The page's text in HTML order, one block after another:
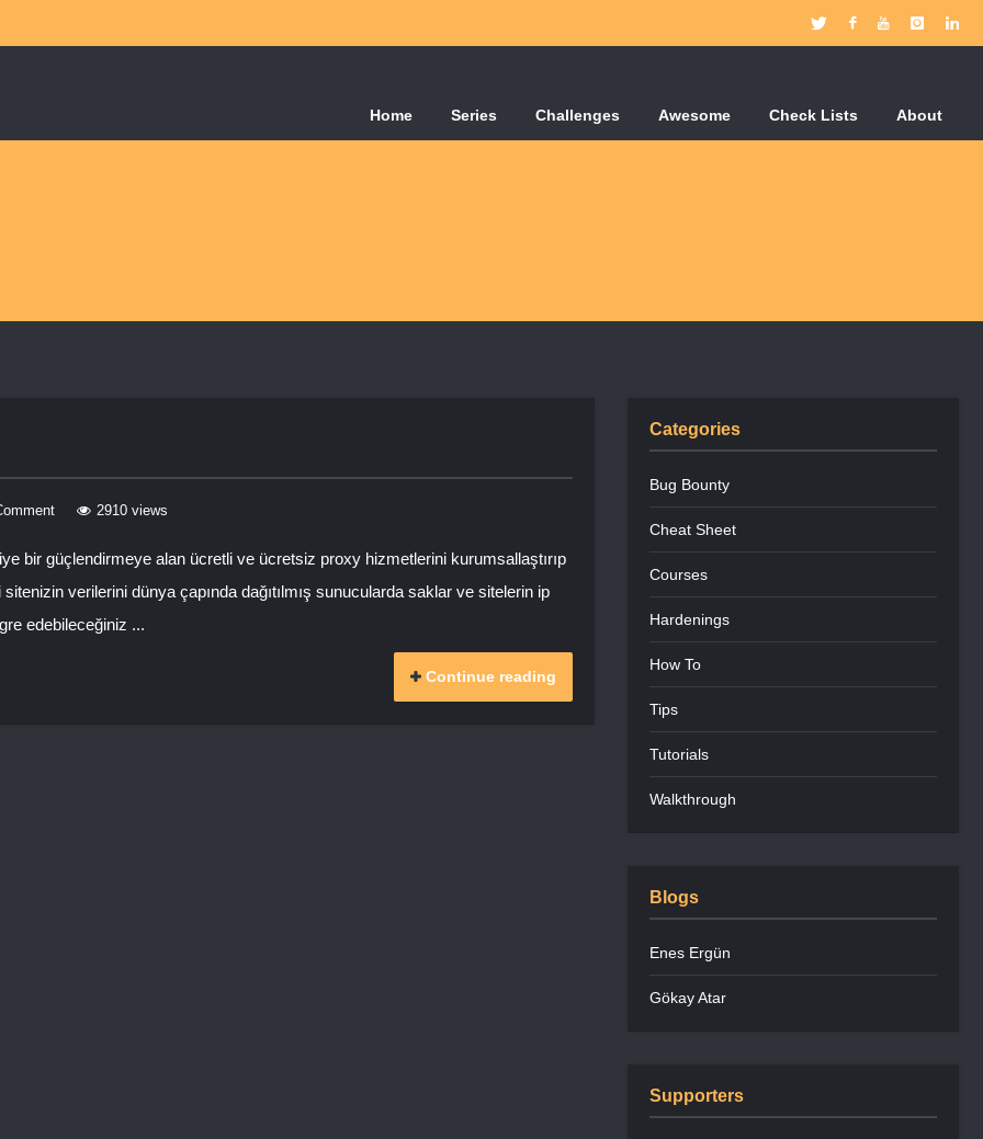
Home Series Challenges Awesome Check Lists About
2910 views
bir güçlendirmeye alan ücretli ve ücretsiz proxy hizmetlerini kurumsallaştırıp
verilerini dünya çapında dağıtılmış sunucularda saklar ve sitelerin ip
edebileceğiniz ...
Continue reading
Categories
Bug Bounty
Cheat Sheet
Courses
Hardenings
How To
Tips
Tutorials
Walkthrough
Blogs
Enes Ergün
Gökay Atar
Supporters